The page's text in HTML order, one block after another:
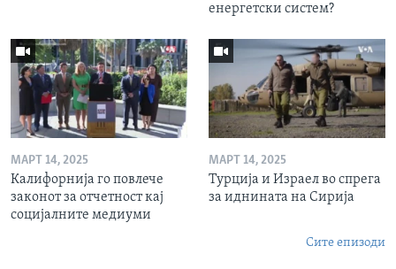
енергетски систем?
МАРТ 14, 2025
Калифорнија го повлече
законот за отчетност кај
социјалните медиуми
МАРТ 14, 2025
Турција и Израел во спрега
за иднината на Сирија
Сите епизоди